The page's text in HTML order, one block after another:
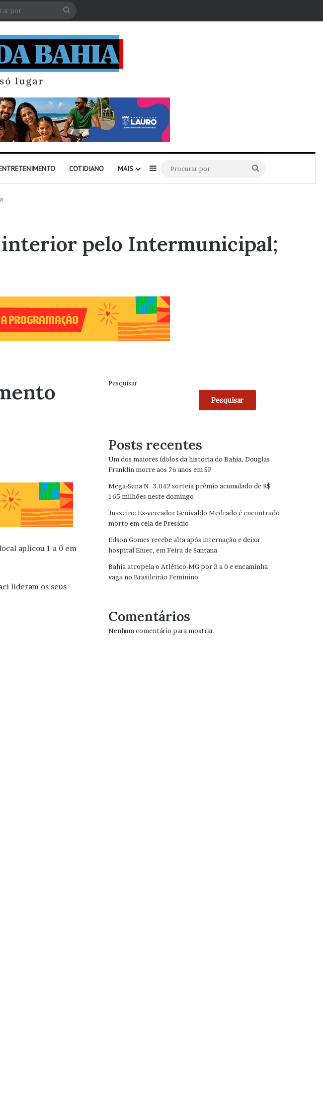
COTIDIANO MAIS Barra Lateral
por
interior pelo Intermunicipal;
aplicou 1 a 0 em
lideram os seus
Pesquisar
Pesquisar
Posts recentes
Um dos maiores ídolos da história do Bahia, Douglas
Franklin morre aos 76 anos em SP
Mega-Sena N. 3.042 sorteia prêmio acumulado de R$
165 milhões neste domingo
Juazeiro: Ex-vereador Genivaldo Medrado é encontrado
morto em cela de Presídio
Edson Gomes recebe alta após internação e deixa
hospital Emec, em Feira de Santana
Bahia atropela o Atlético-MG por 3 a 0 e encaminha
vaga no Brasileirão Feminino
Comentários
Nenhum comentário para mostrar.